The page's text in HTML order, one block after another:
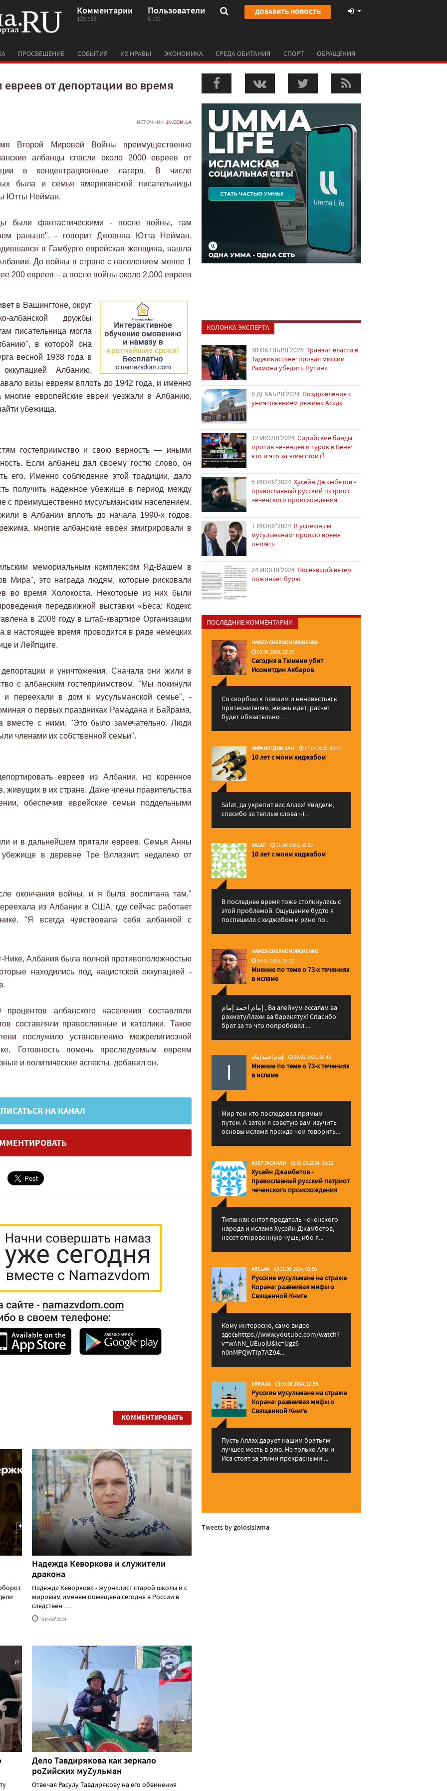
Комментарии
125 728
Пользователи
6 191
ДОБАВИТЬ НОВОСТЬ
ПРОСВЕЩЕНИЕ СОБЫТИЯ ИХ НРАВЫ ЭКОНОМИКА СРЕДА ОБИТАНИЯ СПОРТ ОБРАЩЕНИЯ
от депортации во время
ИСТОЧНИК: JN.COM.UA
Второй Мировой Войны преимущественно
албанцы спасли около 2000 евреев от
в концентрационные лагеря. В числе
была и семья американской писательницы
Ютты Нейман.
были фантастическими - после войны, там
раньше", - говорит Джоанна Ютта Нейман.
в Гамбурге еврейская женщина, нашла
До войны в стране с населением менее 1
200 евреев – а после войны около 2.000 евреев
в Вашингтоне, округ
албанской дружбы
писательница могла
в которой она
весной 1938 года в
Албанию.
визы евреям вплоть до 1942 года, и именно
многие европейские евреи уезжали в Албанию,
убежища.
гостеприимство и свою верность — иными
Если албанец дал своему гостю слово, он
его. Именно соблюдение этой традиции, дало
получить надежное убежище в период между
с преимущественно мусульманским населением.
в Албании вплоть до начала 1990-х годов.
многие албанские евреи эмигрировали в
мемориальным комплексом Яд-Вашем в
Мира", это награда людям, которые рисковали
во время Холокоста. Некоторые из них были
передвижной выставки «Беса: Кодекс
в 2008 году в штаб-квартире Организации
настоящее время проводится в ряде немецких
и Лейпциге.
и уничтожения. Сначала они жили в
с албанским гостеприимством. "Мы покинули
и переехали в дом к мусульманской семье", -
о первых праздниках Рамадана и Байрама,
вместе с ними. "Это было замечательно. Люди
членами их собственной семьи".
евреев из Албании, но коренное
живущих в их стране. Даже члены правительства
обеспечив еврейские семьи поддельными
и в дальнейшем прятали евреев. Семья Анны
в деревне Тре Вллазнит, недалеко от
окончания войны, и я была воспитана там,"
из Албании в США, где сейчас работает
"Я всегда чувствовала себя албанкой с
Албания была полной противоположностью
находились под нацистской оккупацией -
албанского населения составляли
составляли православные и католики. Такое
послужило установлению межрелигиозной
Готовность помочь преследуемым евреям
и политические аспекты, добавил он.
НА КАНАЛ
КОММЕНТИРОВАТЬ
Надежда Кеворкова и служители
дракона
Надежда Кеворкова - журналист старой школы и с
мировым именем помещена сегодня в России в
следствен......
6 МАЯ'2024
Дело Тавдирякова как зеркало
роZийских муZульман
Отвечая Расулу Тавдирякову на его обвинения
КОЛОНКА ЭКСПЕРТА
30 ОКТЯБРЯ'2025 Транзит власти в
Таджикистане: провал миссии
Рахмона убедить Путина
8 ДЕКАБРЯ'2024 Поздравление с
уничтожением режима Асада
12 ИЮЛЯ'2024 Сирийские банды
против чеченцев и турок в Вене:
кто и что за этим стоит?
5 ИЮЛЯ'2024 Хусейн Джамбетов -
православный русский патриот
чеченского происхождения
1 ИЮЛЯ'2024 К успешным
мусульманам: прошло время
петлять
24 ИЮНЯ'2024 Посеявший ветер
пожинает бурю
ПОСЛЕДНИЕ КОММЕНТАРИИ
HAMZA CHERNOMORCHENKO
03.06.2026, 23:29
Сегодня в Тюмени убит
Исомитдин Акбаров
Со скорбью к павшим и ненавестью к
притеснителям, жизнь идет, расчет
будет обязательно. ...
ИКРАМУТДИН ХАН 17.04.2025, 00:27
10 лет с моим хиджабом
Salat, да укрепит вас Аллаx! Увидели,
спасибо за теплые слова :-)...
SALAT 11.04.2025, 09:02
10 лет с моим хиджабом
В последнее время тоже столкнулась с
этой проблемой. Ощущение будто я
поспешила с хиджабом и рано по...
HAMZA CHERNOMORCHENKO
30.01.2025, 15:22
Мнение по теме о 73-х течениях
в исламе
إمام احمد إمام , Ва алейкум ассалам ва
рахматуЛлахи ва баракятух! Спасибо
брат за то что попробовал ...
إمام احمد إمام 29.01.2025, 00:43
Мнение по теме о 73-х течениях
в исламе
Мир тем кто последовал прямым
путем. А затем я советую вам изучить
основы ислама прежде чем говорить...
АЗЕР ГАСАНЛИ 02.09.2024, 19:12
Хусейн Джамбетов -
православный русский патриот
чеченского происхождения
Типы как ентот предатель чеченского
народа и ислама Хусейн Джамбетов,
несет откровенную чушь, ибо я...
ARSLAN 11.06.2024, 02:50
Русские мусульмане на страже
Корана: pазвеивая мифы о
Священной Книге
Кому интересно, само видео
здесьhttps://www.youtube.com/watch?
v=wAhN_UEuojU&lc=Ugz6-
h0nMPQWTip7AZ94...
KRR AKK 09.06.2024, 18:56
Русские мусульмане на страже
Корана: pазвеивая мифы о
Священной Книге
Пусть Аллах дарует нашим братьям
лучшее месть в раю. Не только Али и
Иса стоят за этими прекрасными ...
Tweets by golosislama